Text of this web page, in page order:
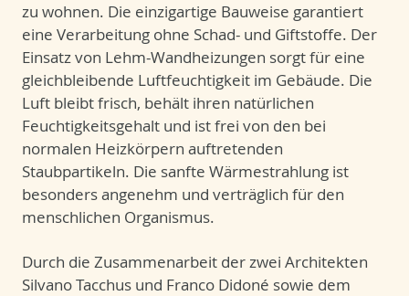
zu wohnen. Die einzigartige Bauweise garantiert
eine Verarbeitung ohne Schad- und Giftstoffe. Der
Einsatz von Lehm-Wandheizungen sorgt für eine
gleichbleibende Luftfeuchtigkeit im Gebäude. Die
Luft bleibt frisch, behält ihren natürlichen
Feuchtigkeitsgehalt und ist frei von den bei
normalen Heizkörpern auftretenden
Staubpartikeln. Die sanfte Wärmestrahlung ist
besonders angenehm und verträglich für den
menschlichen Organismus.
Durch die Zusammenarbeit der zwei Architekten
Silvano Tacchus und Franco Didoné sowie dem